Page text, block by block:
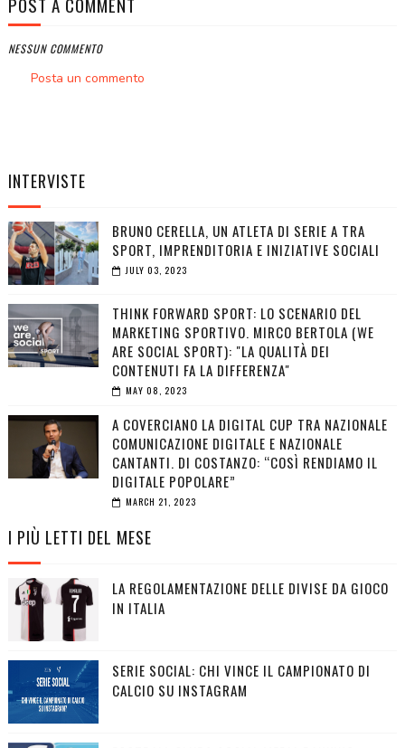
NESSUN COMMENTO
Posta un commento
INTERVISTE
BRUNO CERELLA, UN ATLETA DI SERIE A TRA
SPORT, IMPRENDITORIA E INIZIATIVE SOCIALI
JULY 03, 2023
THINK FORWARD SPORT: LO SCENARIO DEL
MARKETING SPORTIVO. MIRCO BERTOLA (WE
ARE SOCIAL SPORT): "LA QUALITÀ DEI
CONTENUTI FA LA DIFFERENZA"
MAY 08, 2023
A COVERCIANO LA DIGITAL CUP TRA NAZIONALE
COMUNICAZIONE DIGITALE E NAZIONALE
CANTANTI. DI COSTANZO: “COSÌ RENDIAMO IL
DIGITALE POPOLARE”
MARCH 21, 2023
I PIÙ LETTI DEL MESE
LA REGOLAMENTAZIONE DELLE DIVISE DA GIOCO
IN ITALIA
SERIE SOCIAL: CHI VINCE IL CAMPIONATO DI
CALCIO SU INSTAGRAM